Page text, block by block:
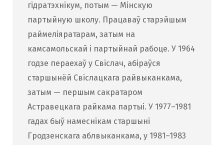
гідратэхнікум, потым — Мінскую
партыйную школу. Працаваў старэйшым
раймеліяратарам, затым на
камсамольскай і партыйнай рабоце. У 1964
годзе пераехаў у Свіслач, абіраўся
старшынёй Свіслацкага райвыканкама,
затым — першым сакратаром
Астравецкага райкама партыі. У 1977–1981
гадах быў намеснікам старшыні
Гродзенскага аблвыканкама, у 1981–1983